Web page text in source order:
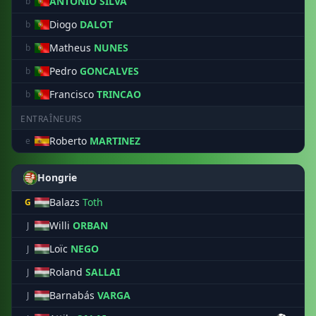
b Diogo DALOT
b Matheus NUNES
b Pedro GONCALVES
b Francisco TRINCAO
ENTRAÎNEURS
e
Roberto MARTINEZ
Hongrie
G Balazs Toth
J Willi ORBAN
J Loïc NEGO
J Roland SALLAI
J Barnabás VARGA